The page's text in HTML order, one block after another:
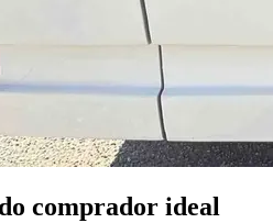
comprador ideal